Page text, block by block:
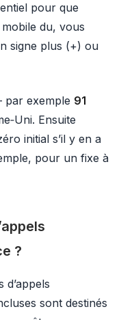
pour que
du, vous
signe plus (+) ou
par exemple 91
Ensuite
initial s’il y en a
pour un fixe à
?
sont destinés